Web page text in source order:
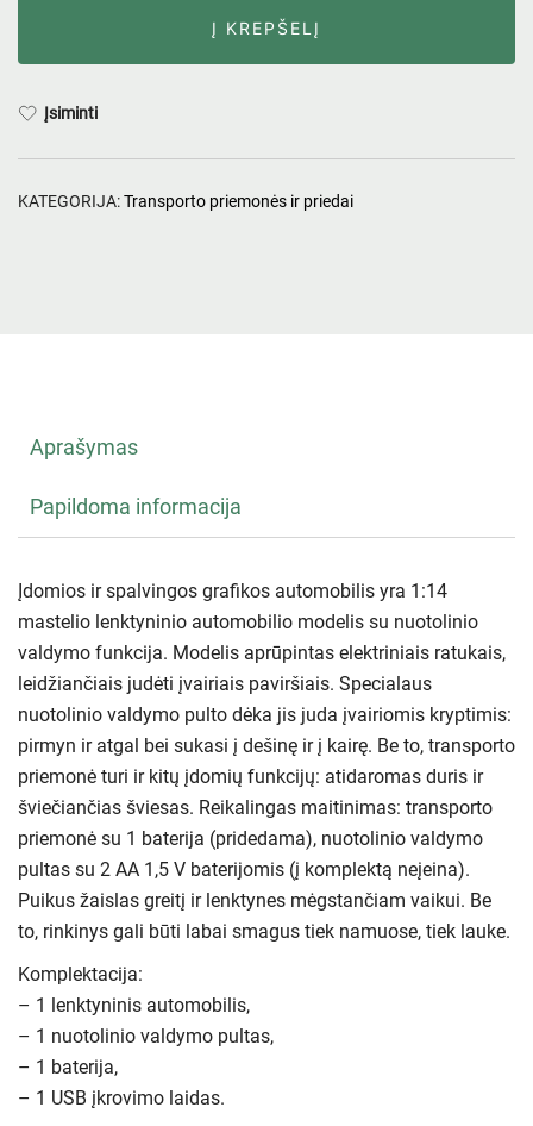
Į KREPŠELĮ
Įsiminti
KATEGORIJA:Transporto priemonės ir priedai
Aprašymas
Papildoma informacija
Įdomios ir spalvingos grafikos automobilis yra 1:14
mastelio lenktyninio automobilio modelis su nuotolinio
valdymo funkcija. Modelis aprūpintas elektriniais ratukais,
leidžiančiais judėti įvairiais paviršiais. Specialaus
nuotolinio valdymo pulto dėka jis juda įvairiomis kryptimis:
pirmyn ir atgal bei sukasi į dešinę ir į kairę. Be to, transporto
priemonė turi ir kitų įdomių funkcijų: atidaromas duris ir
šviečiančias šviesas. Reikalingas maitinimas: transporto
priemonė su 1 baterija (pridedama), nuotolinio valdymo
pultas su 2 AA 1,5 V baterijomis (į komplektą neįeina).
Puikus žaislas greitį ir lenktynes ​​mėgstančiam vaikui. Be
to, rinkinys gali būti labai smagus tiek namuose, tiek lauke.
Komplektacija:
– 1 lenktyninis automobilis,
– 1 nuotolinio valdymo pultas,
– 1 baterija,
– 1 USB įkrovimo laidas.